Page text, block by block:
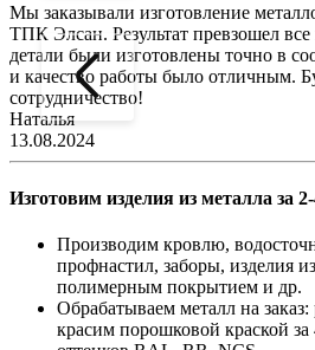
Мы заказывали изготовление
ТПК Элсан. Результат превзошел
детали были изготовлены точно в
и качество работы было отличным.
сотрудничество!
Наталья
13.08.2024
Изготовим изделия из металла за
Производим кровлю,
профнастил, заборы, изделия
полимерным покрытием и др.
Обрабатываем металл на
красим порошковой краской